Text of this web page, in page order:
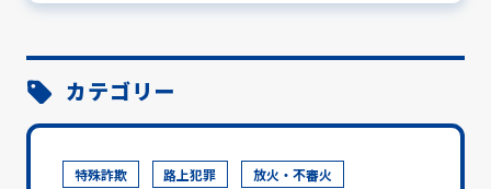
カテゴリー
特殊詐欺 路上犯罪 放火・不審火